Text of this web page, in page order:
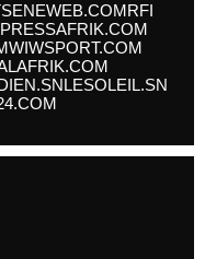
SENEWEB.COMRFI
PRESSAFRIK.COM
WIWSPORT.COM
LESOLEIL.SN